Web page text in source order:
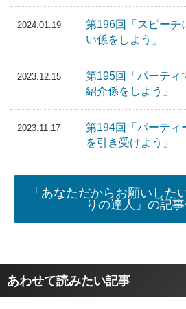
2024.01.19
第196回「スピーチ
い係をしよう」
2023.12.15
第195回「パーティ
紹介係をしよう」
2023.11.17
第194回「パーティ
を引き受けよう」
「あなただからお願いした
りの達人」の記
あわせて読みたい記事